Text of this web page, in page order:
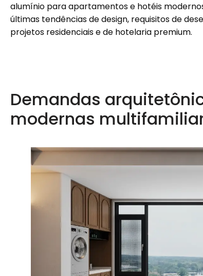
alumínio para apartamentos e hotéis
últimas tendências de design, requisitos de
projetos residenciais e de hotelaria premium.
Demandas
modernas